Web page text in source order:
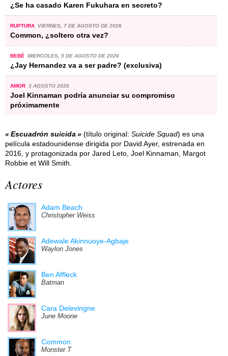
¿Se ha casado Karen Fukuhara en secreto?
RUPTURA VIERNES, 7 DE AGOSTO DE 2026
Common, ¿soltero otra vez?
BEBÉ MIERCOLES, 5 DE AGOSTO DE 2026
¿Jay Hernandez va a ser padre? (exclusiva)
AMOR 3 AGOSTO 2026
Joel Kinnaman podría anunciar su compromiso
próximamente
Escuadrón suicida (título original: Suicide Squad) es una
película estadounidense dirigida por David Ayer, estrenada en
2016, y protagonizada por Jared Leto, Joel Kinnaman, Margot
Robbie et Will Smith.
Actores
Adam Beach
Christopher Weiss
Adewale Akinnuoye-Agbaje
Waylon Jones
Ben Affleck
Batman
Cara Delevingne
June Moone
Common
Monster T